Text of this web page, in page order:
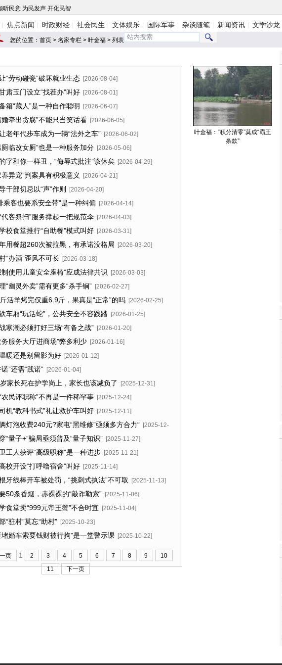
听民意 为民发声 开化民智
焦点新闻 时政财经 社会民生 文体娱乐 国际军事 杂谈随笔 新闻资讯 文学沙龙
您的位置： 首页 > 名家专栏 > 叶金福 > 列表
“劳动碰瓷”破坏就业生态 [2026-08-04]
肃玉门设立“找茬办”叫好 [2026-08-01]
箱“藏人”是一种自作聪明 [2026-06-07]
牵出贪腐”不能只当笑话看 [2026-06-05]
老年代步车成为一辆“法外之车” [2026-06-02]
厕临改女厕”也是一种服务加分 [2026-05-06]
字和你一样丑，“侮辱式批注”该休矣 [2026-04-29]
异宠”判案具有积极意义 [2026-04-21]
干部切忌以“声”作则 [2026-04-20]
乘客也要系安全带”是一种纠偏 [2026-04-14]
代客祭扫”服务撑起一把规范伞 [2026-04-03]
校食堂推行“自助餐”模式叫好 [2026-03-31]
用餐超260次被拉黑，有承诺没格局 [2026-03-20]
“办酒”歪风不可长 [2026-03-18]
使用儿童安全座椅”应成法律共识 [2026-03-03]
“幽灵外卖”需有更多“杀手锏” [2026-02-27]
活羊烤完仅重6.9斤，果真是“正常”的吗 [2026-02-25]
车厢“玩活蛇”，公共安全不容践踏 [2026-01-25]
寒潮必须打好三场“有备之战” [2026-01-20]
服务大厅进商场”弊多利少 [2026-01-16]
暖还是别留影为好 [2026-01-12]
”还需“践诺” [2026-01-04]
家长死在护学岗上，家长也该减负了 [2025-12-31]
农民评职称”不再是一件稀罕事 [2025-12-24]
机“教科书式”礼让救护车叫好 [2025-12-11]
灯泡收费240元?家电“黑维修”亟须多方合力“ [2025-12-
“量子+”骗局亟须普及“量子知识” [2025-11-27]
工人获评“高级职称”是一种进步 [2025-11-21]
校开设“打呼噜宿舍”叫好 [2025-11-14]
牙线棒开车被处罚，“挑刺式执法”不可取 [2025-11-13]
50条香烟，赤裸裸的“敲诈勒索” [2025-11-06]
食堂卖“999元帝王蟹”不合时宜 [2025-11-04]
“驻村”莫忘“助村” [2025-10-23]
堵婚车索要钱财被行拘”是一堂警示课 [2025-10-22]
页 1 2 3 4 5 6 7 8 9
10
11
下一页
叶金福：“积分清零”莫成“霸王
条款”